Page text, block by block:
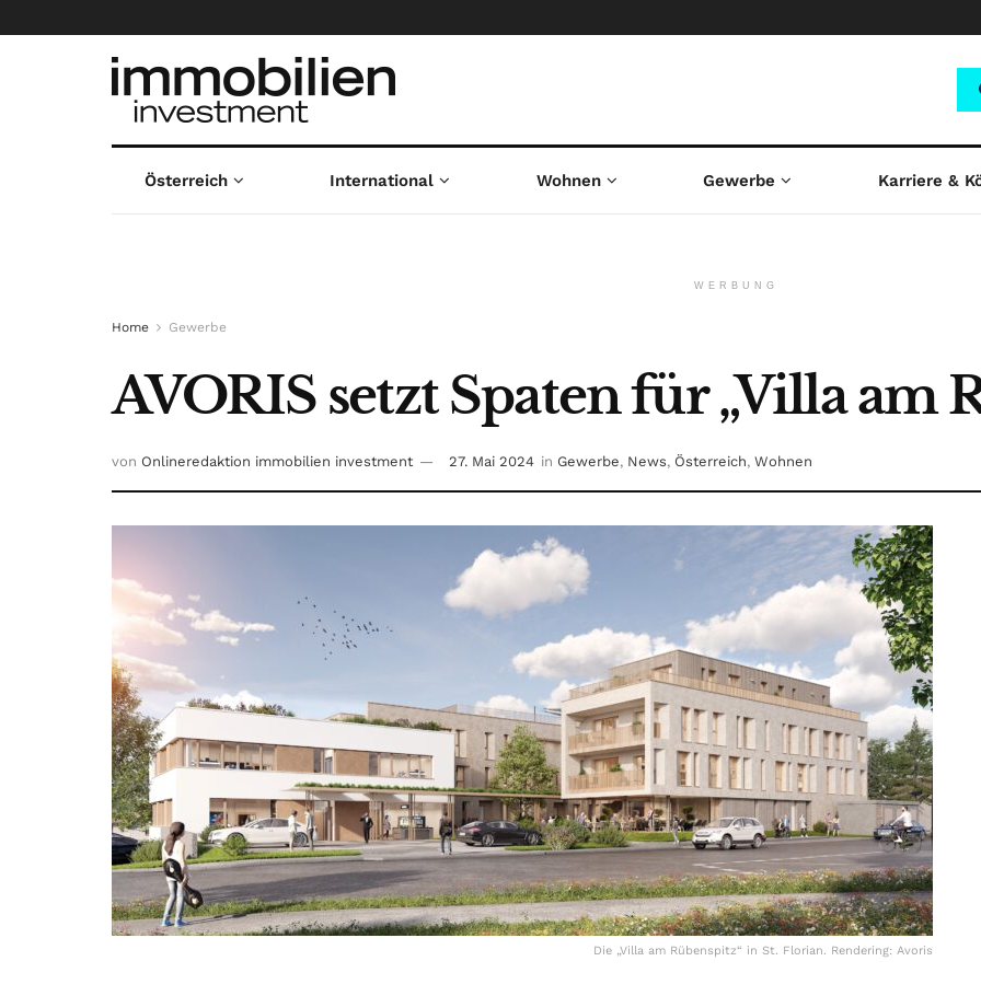
Österreich International Wohnen Gewerbe Karriere &
WERBUNG
Home Gewerbe
AVORIS setzt Spaten für „Villa am
von Onlineredaktion immobilien investment 27. Mai 2024 in Gewerbe, News, Österreich, Wohnen
Die „Villa am Rübenspitz“ in St. Florian. Rendering: Avoris